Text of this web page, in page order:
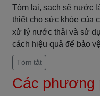
Tóm lại, sạch sẽ nước
thiết cho sức khỏe của
xử lý nước thải và sử
cách hiệu quả để bảo
Tóm tắt
Các phương